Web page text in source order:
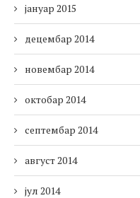
јануар 2015
децембар 2014
новембар 2014
октобар 2014
септембар 2014
август 2014
јул 2014